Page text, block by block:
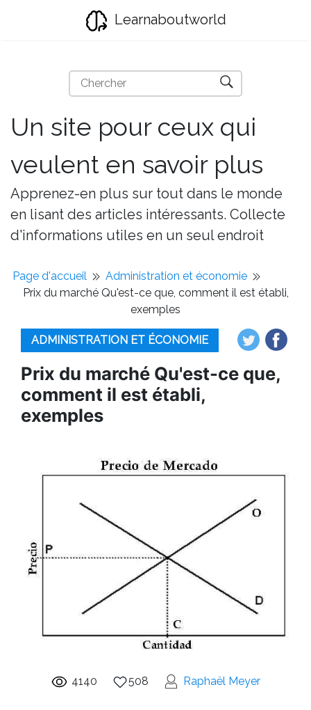
Learnaboutworld
Un site pour ceux qui
veulent en savoir plus
Apprenez-en plus sur tout dans le monde
en lisant des articles intéressants. Collecte
d'informations utiles en un seul endroit
Page d'accueil
Administration et économie
Prix ​​du marché Qu'est-ce que, comment il est établi,
exemples
ADMINISTRATION ET ÉCONOMIE
Prix ​​du marché Qu'est-ce que,
comment il est établi,
exemples
4140 508 Raphaël Meyer